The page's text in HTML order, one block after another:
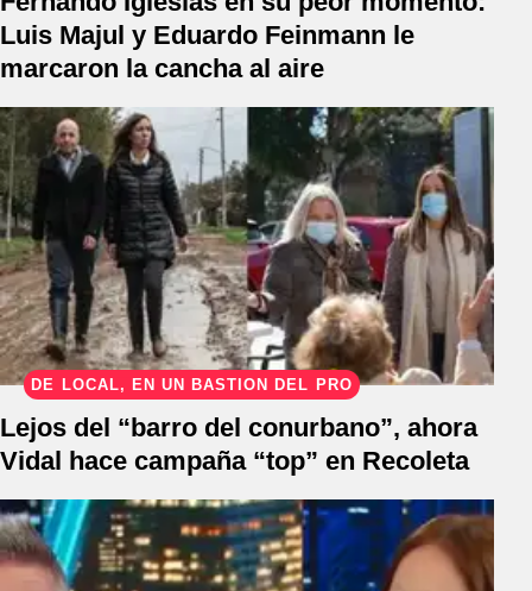
Luis Majul y Eduardo Feinmann le
marcaron la cancha al aire
DE LOCAL, EN UN BASTIÓN DEL PRO
Lejos del “barro del conurbano”, ahora
Vidal hace campaña “top” en Recoleta